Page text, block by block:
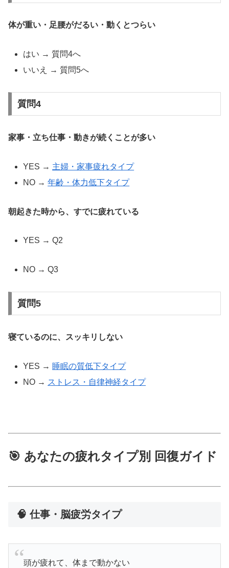
体が重い・足腰がだるい・動くとつらい
はい → 質問4へ
いいえ → 質問5へ
質問4
家事・立ち仕事・動きが続くことが多い
YES → 主婦・家事疲れタイプ
NO →年齢・体力低下タイプ
朝起きた時から、すでに疲れている
YES → Q2
NO → Q3
質問5
寝ているのに、スッキリしない
YES → 睡眠の質低下タイプ
NO → ストレス・自律神経タイプ
🎯 あなたの疲れタイプ別 回復ガイド
🧠 仕事・脳疲労タイプ
頭が疲れて、体まで動かない